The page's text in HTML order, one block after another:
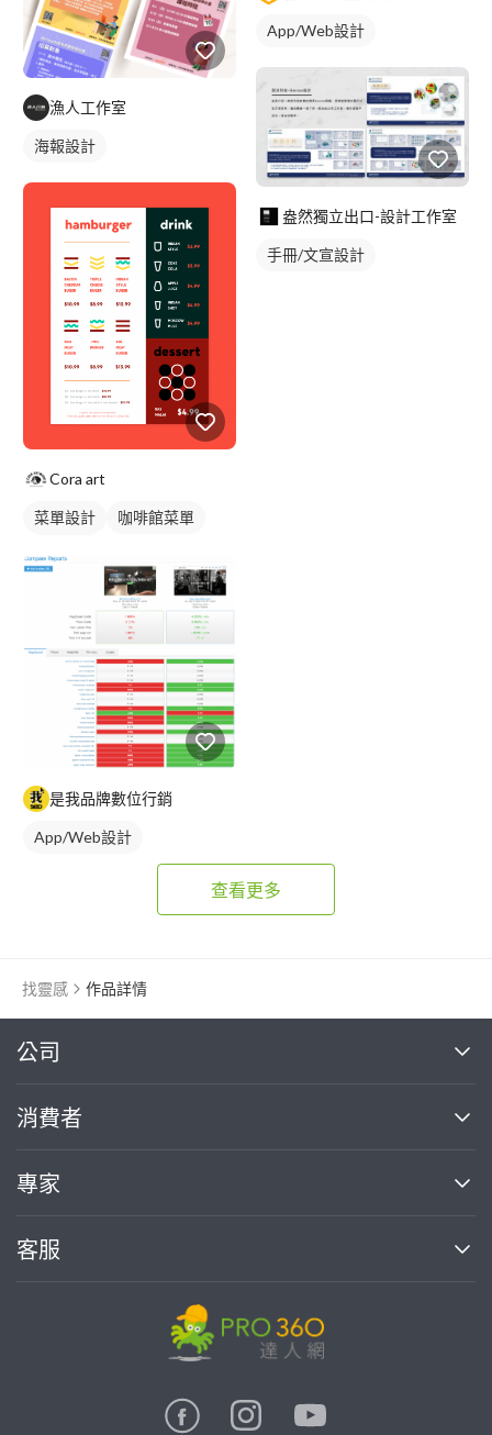
漁人工作室
海報設計
Cora art
菜單設計
咖啡館菜單
是我品牌數位行銷
App/Web設計
App/Web設計
盎然獨立出口-設計工作室
手冊/文宣設計
查看更多
找靈感 作品詳情
公司
關於我們
部落格
加入我們
消費者
買服務
熱門服務
專家
案件中心
客服
繼續完成